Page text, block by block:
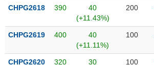
doanh
Tin
sự
CHPG2618 390
40
(+11.43%)
200
CHPG2619 400
40
(+11.11%)
100
CHPG2620 320
30
100
VẬT